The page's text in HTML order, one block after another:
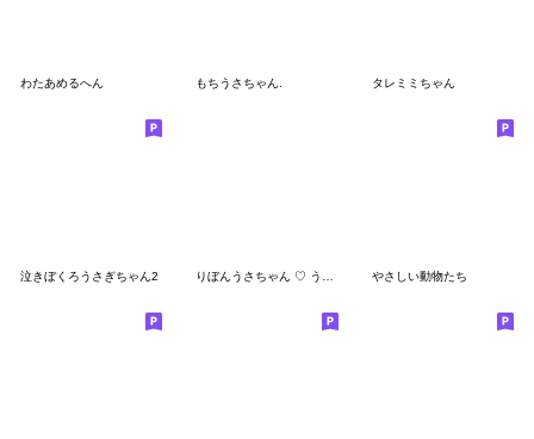
わたあめるへん もちうさちゃん. タレミミちゃん
泣きぼくろうさぎちゃん2 やさしい動物たち